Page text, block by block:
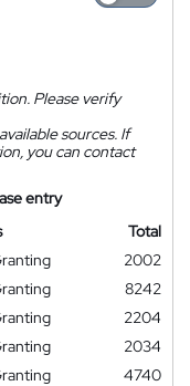
Please verify
sources. If
you can contact
entry
Total
2002
8242
2204
2034
4740